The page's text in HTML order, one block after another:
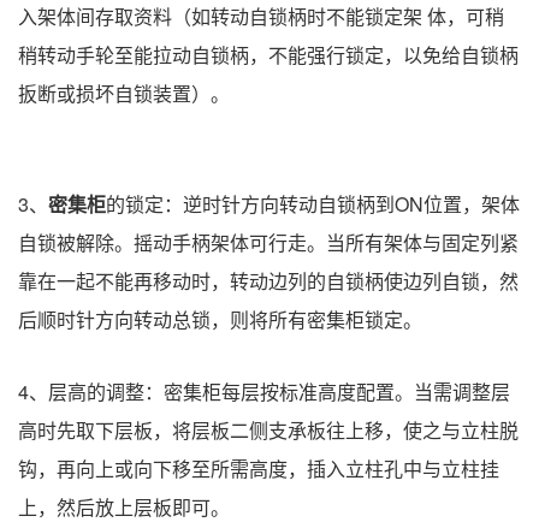
入架体间存取资料（如转动自锁柄时不能锁定架 体，可稍
稍转动手轮至能拉动自锁柄，不能强行锁定，以免给自锁柄
扳断或损坏自锁装置）。
3、 密集柜的锁定：逆时针方向转动自锁柄到ON位置，架体
自锁被解除。摇动手柄架体可行走。当所有架体与固定列紧
靠在一起不能再移动时，转动边列的自锁柄使边列自锁，然
后顺时针方向转动总锁，则将所有密集柜锁定。
4、层高的调整：密集柜每层按标准高度配置。当需调整层
高时先取下层板，将层板二侧支承板往上移，使之与立柱脱
钩，再向上或向下移至所需高度，插入立柱孔中与立柱挂
上，然后放上层板即可。